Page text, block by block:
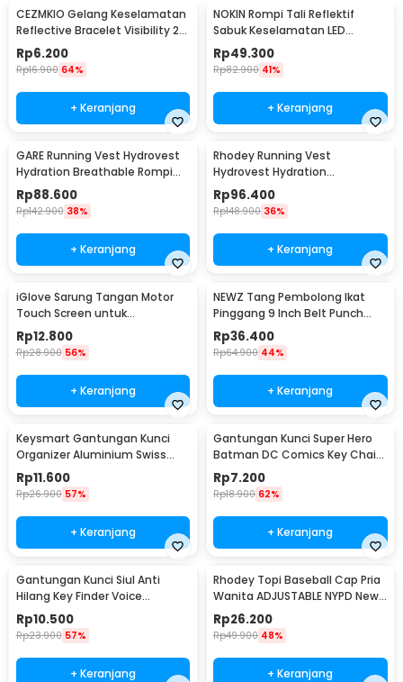
CEZMKIO Gelang Keselamatan
Reflective Bracelet Visibility 2
PCS - B07
Rp6.200
Rp16.900 64%
+ Keranjang
NOKIN Rompi Tali Reflektif
Sabuk Keselamatan LED
Reflective Vest - NK300
Rp49.300
Rp82.900 41%
+ Keranjang
GARE Running Vest Hydrovest
Hydration Breathable Rompi
Lari Outdoor - WP450
Rp88.600
Rp142.900 38%
+ Keranjang
Rhodey Running Vest
Hydrovest Hydration
Breathable Rompi Lari Outdoor
- WP500
Rp96.400
Rp148.900 36%
+ Keranjang
iGlove Sarung Tangan Motor
Touch Screen untuk
Smartphone dan Tablet - XT08
Rp12.800
Rp28.900 56%
+ Keranjang
NEWZ Tang Pembolong Ikat
Pinggang 9 Inch Belt Punch
Plier - CA-40
Rp36.400
Rp64.900 44%
+ Keranjang
Keysmart Gantungan Kunci
Organizer Aluminium Swiss
Army Style Size L
Rp11.600
Rp26.900 57%
+ Keranjang
Gantungan Kunci Super Hero
Batman DC Comics Key Chain
Stainless Steel - GB6675
Rp7.200
Rp18.900 62%
+ Keranjang
Gantungan Kunci Siul Anti
Hilang Key Finder Voice
Induction LED - YY-315
Rp10.500
Rp23.900 57%
+ Keranjang
Rhodey Topi Baseball Cap Pria
Wanita ADJUSTABLE NYPD New
York Denim - S8R
Rp26.200
Rp49.900 48%
+ Keranjang